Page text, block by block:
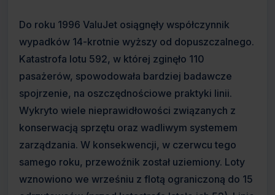
Do roku 1996 ValuJet osiągnęły współczynnik
wypadków 14-krotnie wyższy od dopuszczalnego.
Katastrofa lotu 592, w której zginęło 110
pasażerów, spowodowała bardziej badawcze
spojrzenie, na oszczędnościowe praktyki linii.
Wykryto wiele nieprawidłowości związanych z
konserwacją sprzętu oraz wadliwym systemem
zarządzania. W konsekwencji, w czerwcu tego
samego roku, przewoźnik został uziemiony. Loty
wznowiono we wrześniu z flotą ograniczoną do 15